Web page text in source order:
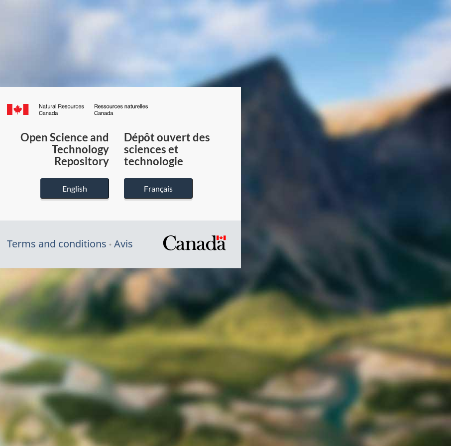
Canada.ca
du
Canada
Open Science and
Technology
Repository
English
Dépôt ouvert des
sciences et
technologie
Français
Terms and conditions Avis
/
gouvernement
du